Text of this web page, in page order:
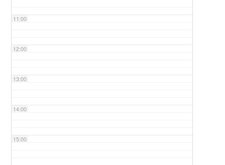
11:00
12:00
13:00
14:00
15:00